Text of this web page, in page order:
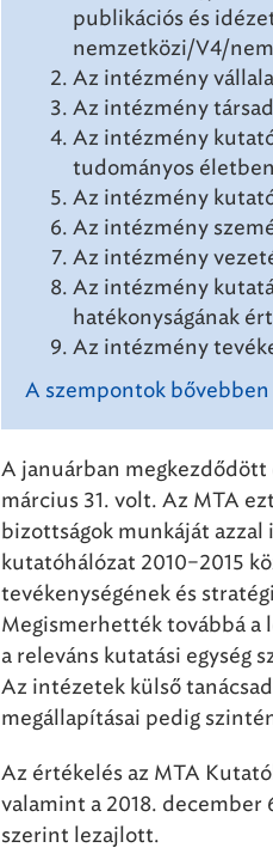
publikációs és
nemzetközi/V4/
Az intézmény
Az intézmény
Az intézmény
tudományos
Az intézmény
Az intézmény
Az intézmény
Az intézmény
hatékonyságának
Az intézmény
A szempontok
A januárban
március 31. volt. Az MTA
bizottságok munkáját azzal
kutatóhálózat 2010–2015
tevékenységének és
Megismerhették továbbá a
a releváns kutatási egység
Az intézetek külső
megállapításai pedig
Az értékelés az MTA
valamint a 2018.
szerint lezajlott.